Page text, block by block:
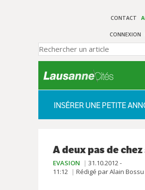
CONTACT
CONNEXION
INSÉRER UNE PETITE
A deux pas de
EVASION
31.10.2012 -
11:12
Rédigé par Alain Bossu